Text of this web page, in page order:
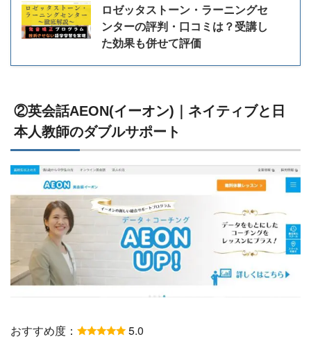
ロゼッタストーン・ラーニングセ
ンターの評判・口コミは？受講し
た効果も併せて評価
②英会話AEON(イーオン)｜ネイティブと日
本人教師のダブルサポート
おすすめ度： 5.0